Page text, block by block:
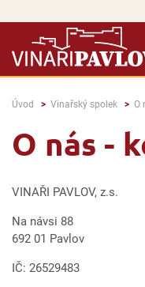
Úvod Vinařský spolek O
O nás -
VINAŘI PAVLOV, z.s.
Na návsi 88
692 01 Pavlov
IČ: 26529483